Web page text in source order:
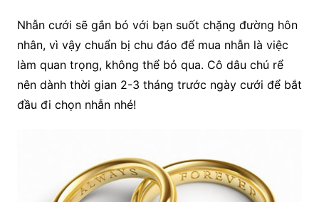
Nhẫn cưới sẽ gắn bó với bạn suốt chặng đường hôn
nhân, vì vậy chuẩn bị chu đáo để mua nhẫn là việc
làm quan trọng, không thể bỏ qua. Cô dâu chú rể
nên dành thời gian 2-3 tháng trước ngày cưới để bắt
đầu đi chọn nhẫn nhé!